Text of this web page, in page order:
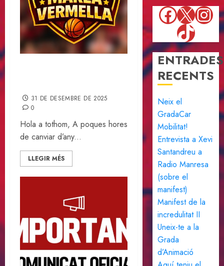
31 DE DESEMBRE DE 2025
0
Hola a tothom, A poques hores
de canviar d’any...
LLEGIR MÉS
X
TikTok
ENTRADES
RECENTS
Neix el
GradaCar
Mobilitat!
Entrevista a Xevi
Santandreu a
Radio Manresa
(sobre el
manifest)
Manifest de la
incredulitat II
Uneix-te a la
Grada
d’Animació